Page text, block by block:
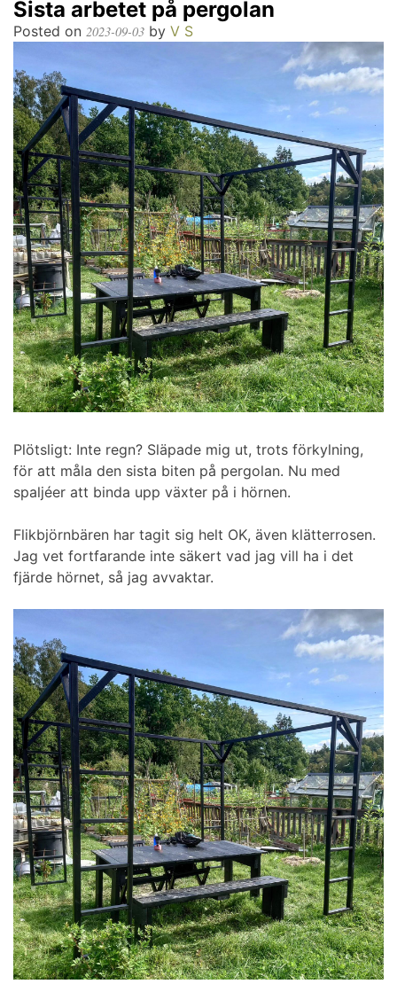
Sista arbetet på pergolan
Posted on 2023-09-03 by V S
Plötsligt: Inte regn? Släpade mig ut, trots förkylning,
för att måla den sista biten på pergolan. Nu med
spaljéer att binda upp växter på i hörnen.
Flikbjörnbären har tagit sig helt OK, även klätterrosen.
Jag vet fortfarande inte säkert vad jag vill ha i det
fjärde hörnet, så jag avvaktar.